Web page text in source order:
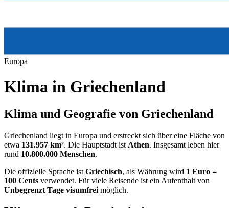
Europa
Klima in Griechenland
Klima und Geografie von Griechenland
Griechenland liegt in Europa und erstreckt sich über eine Fläche von
etwa 131.957 km². Die Hauptstadt ist Athen. Insgesamt leben hier
rund 10.800.000 Menschen.
Die offizielle Sprache ist Griechisch, als Währung wird 1 Euro =
100 Cents verwendet. Für viele Reisende ist ein Aufenthalt von
Unbegrenzt Tage visumfrei möglich.